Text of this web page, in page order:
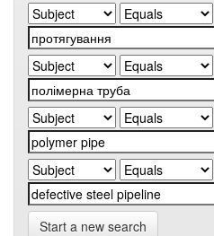
Start a new search